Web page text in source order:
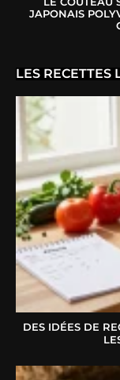
JAPONAIS
LES RECETTES
DES IDÉES DE